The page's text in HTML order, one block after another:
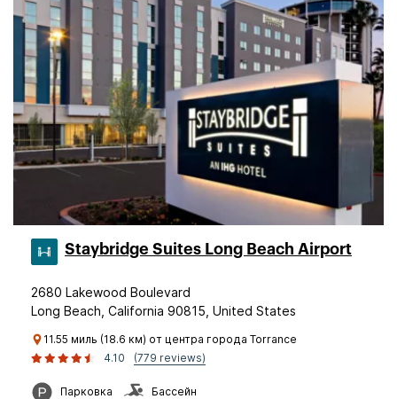
Staybridge Suites Long Beach Airport
2680 Lakewood Boulevard
Long Beach, California 90815, United States
11.55 миль (18.6 км) от центра города Torrance
4.10
(779 reviews)
Парковка Бассейн